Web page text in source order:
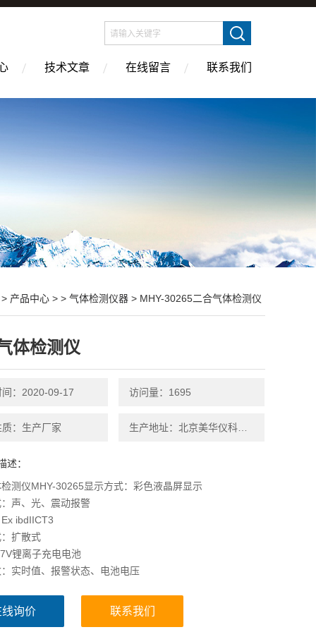
技术文章 在线留言 联系我们
产品中心 > > 气体检测仪器 > MHY-30265二合气体检测仪
体检测仪
间：2020-09-17 访问量：1695
：生产厂家
述：
测仪MHY-30265显示方式：彩色液晶屏显示
声、光、震动报警
ibdIICT3
扩散式
锂离子充电电池
实时值、报警状态、电池电压
询价 联系我们